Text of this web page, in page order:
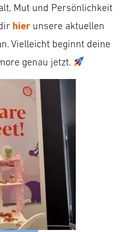
Mut und Persönlichkeit
hier unsere aktuellen
Vielleicht beginnt deine
genau jetzt.